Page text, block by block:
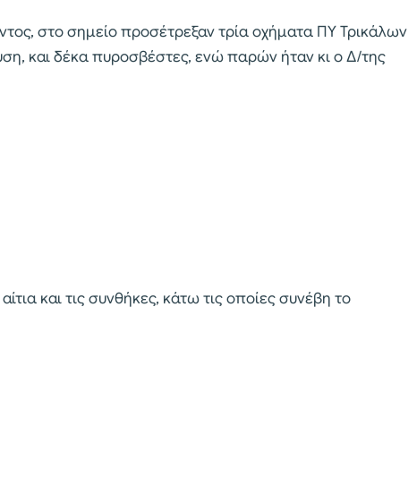
στο σημείο προσέτρεξαν τρία οχήματα ΠΥ Τρικάλων
και δέκα πυροσβέστες, ενώ παρών ήταν κι ο Δ/της
και τις συνθήκες, κάτω τις οποίες συνέβη το